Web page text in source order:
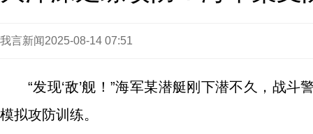
我言新闻 2025-08-14 07:51
“发现‘敌’舰！”海军某潜艇刚下潜不久，战
模拟攻防训练。